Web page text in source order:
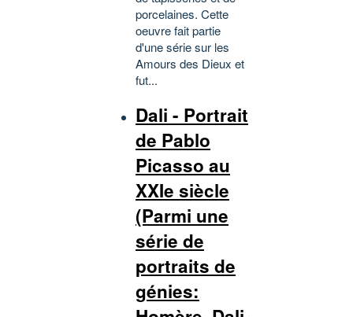
porcelaines. Cette
oeuvre fait partie
d'une série sur les
Amours des Dieux et
fut...
Dali - Portrait
de Pablo
Picasso au
XXIe siècle
(Parmi une
série de
portraits de
génies: